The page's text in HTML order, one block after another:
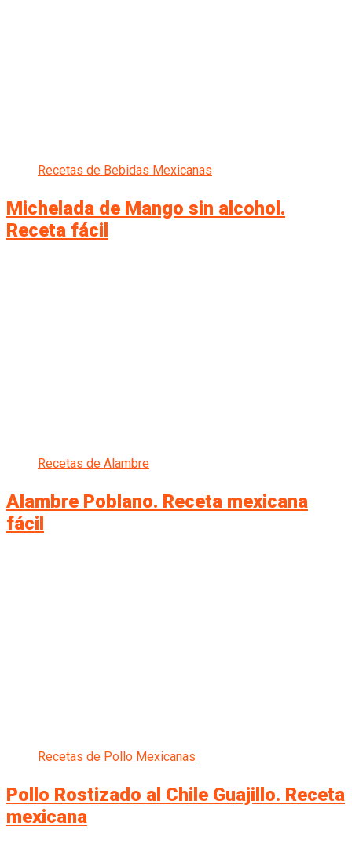
Recetas de Bebidas Mexicanas
Michelada de Mango sin alcohol.
Receta fácil
Recetas de Alambre
Alambre Poblano. Receta mexicana
fácil
Recetas de Pollo Mexicanas
Pollo Rostizado al Chile Guajillo. Receta
mexicana